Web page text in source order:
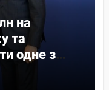
на
та
одне з